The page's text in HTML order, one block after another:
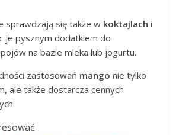
sprawdzają się także w koktajlach i
je pysznym dodatkiem do
na bazie mleka lub jogurtu.
zastosowań mango nie tylko
ale także dostarcza cennych